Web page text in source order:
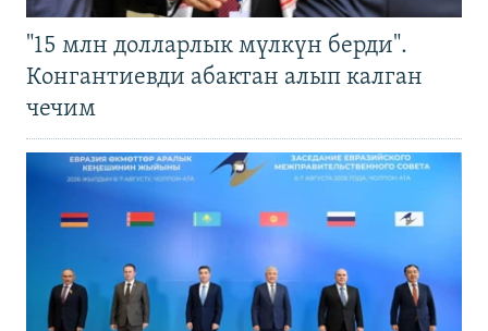
"15 млн долларлык мүлкүн берди".
Конгантиевди абактан алып калган
чечим